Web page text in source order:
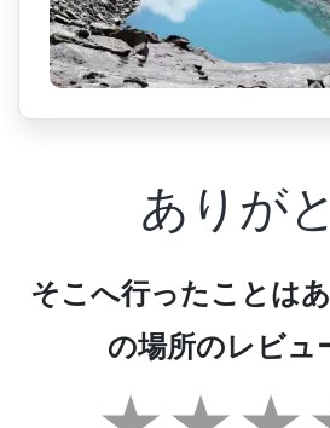
ありが
そこへ行ったことは
の場所のレビュ